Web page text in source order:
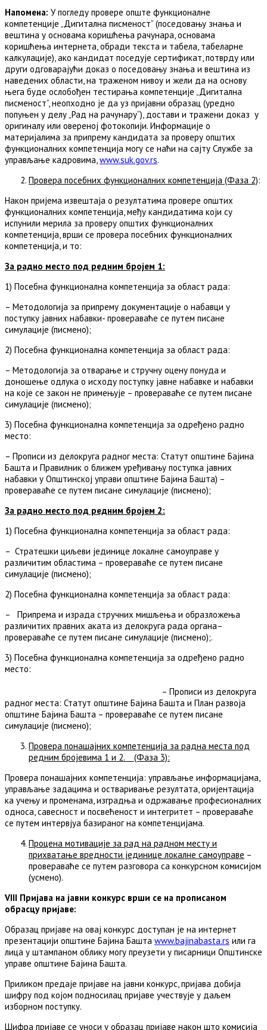
Напомена: У погледу провере опште функционалне
компетенције „Дигитална писменост” (поседовању знања и
вештина у основама коришћења рачунара, основама
коришћења интернета, обради текста и табела, табеларне
калкулације), ако кандидат поседује сертификат, потврду или
други одговарајући доказ о поседовању знања и вештина из
наведених области, на траженом нивоу и жели да на основу
њега буде ослобођен тестирања компетенције „Дигитална
писменост”, неопходно је да уз пријавни образац (уредно
попуњен у делу „Рад на рачунару“), достави и тражени доказ у
оригиналу или овереној фотокопији. Информације o
материјалимa за припрему кандидата за проверу општих
функционалних компетенција могу се наћи на сајту Службе за
управљање кадровима,www.suk.gov.rs.
Провера посебних функционалних компетенција (Фаза 2):
Након пријема извештаја о резултатима провере општих
функционалних компетенција, међу кандидатима који су
испунили мерила за проверу општих функционалних
компетенција, врши се провера посебних функционалних
компетенција, и то:
За радно место под редним бројем 1:
1) Посебна функционална компетенција за област рада:
– Методологија за припрему документације о набавци у
поступку јавних набавки- провераваће се путем писане
симулације (писмено);
2) Посебна функционална компетенција за област рада:
– Методологија за отварање и стручну оцену понуда и
доношење одлука о исходу поступку јавне набавке и набавки
на које се закон не примењује – провераваће се путем писане
симулације (писмено);
3) Посебна функционална компетенција за одређено радно
место:
– Прописи из делокруга радног места: Статут општине Бајина
Башта и Правилник о ближем уређивању поступка јавних
набавки у Општинској управи општине Бајина Башта) –
провераваће се путем писане симулације (писмено);
За радно место под редним бројем 2:
1) Посебна функционална компетенција за област рада:
– Стратешки циљеви јединице локалне самоуправе у
различитим областима – провераваће се путем писане
симулације (писмено);
2) Посебна функционална компетенција за област рада:
– Припрема и израда стручних мишљења и образложења
различитих правних аката из делокруга рада органа–
провераваће се путем писане симулације (писмено);.
3) Посебна функционална компетенција за одређено радно
место:
– Прописи из делокруга
радног места: Статут општине Бајина Башта и План развоја
општине Бајина Башта – провераваће се путем писане
симулације (писмено);
Провера понашајних компетенција за радна места под
редним бројевима 1 и 2. (Фаза 3):
Провера понашајних компетенција: управљање информацијама,
управљање задацима и остваривање резултата, оријентација
ка учењу и променама, изградња и одржавање професионалних
односа, савесност и посвећеност и интегритет – провераваће
се путем интервјуа базираног на компетенцијама.
Процена мотивације за рад на радном месту и
прихватање вредности јединице локалне самоуправе –
провераваће се путем разговора са конкурсном комисијом
(усмено).
VIII Пријава на јавни конкурс врши се на прописаном
обрасцу пријаве:
Образац пријаве на овај конкурс доступан је на интернет
презентацији општине Бајина Башта www.bajinabasta.rs или га
лица у штампаном облику могу преузети у писарници Општинске
управе општине Бајина Башта.
Приликом предаје пријаве на јавни конкурс, пријава добија
шифру под којом подносилац пријаве учествује у даљем
изборном поступку.
Шифра пријаве се уноси у образац пријаве након што комисија